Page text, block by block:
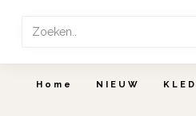
Home NIEUW